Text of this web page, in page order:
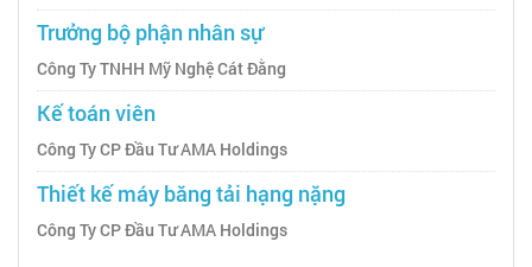
Trưởng bộ phận nhân sự
Công Ty TNHH Mỹ Nghệ Cát Đằng
Kế toán viên
Công Ty CP Đầu Tư AMA Holdings
Thiết kế máy băng tải hạng nặng
Công Ty CP Đầu Tư AMA Holdings